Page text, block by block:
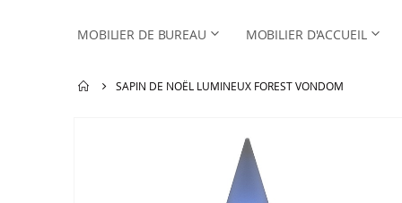
MOBILIER DE BUREAU MOBILIER D'ACCUEIL
SAPIN DE NOËL LUMINEUX FOREST VONDOM